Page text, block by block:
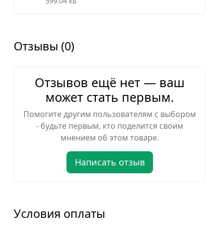
Отзывы (0)
Отзывов ещё нет — ваш
может стать первым.
Помогите другим пользователям с выбором
- будьте первым, кто поделится своим
мнением об этом товаре.
Написать отзыв
Условия оплаты